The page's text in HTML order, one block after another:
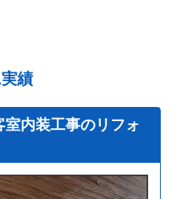
績
内装工事のリフォ